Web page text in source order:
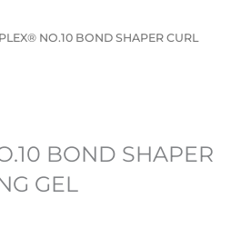
NO.10 BOND SHAPER CURL
BOND SHAPER
GEL